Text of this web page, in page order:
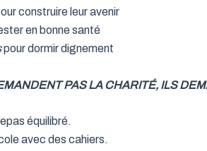
construire leur avenir
en bonne santé
pour dormir dignement
PAS LA CHARITÉ, ILS
équilibré.
avec des cahiers.